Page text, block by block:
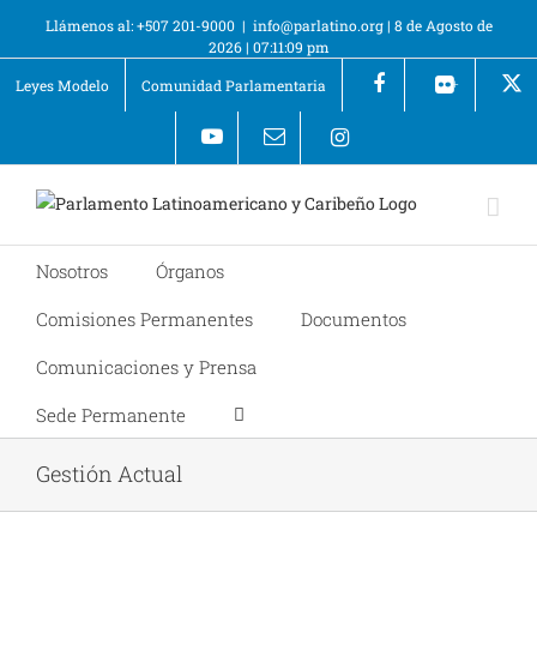
Llámenos al: +507 201-9000 | info@parlatino.org| 8 de Agosto de
2026 | 07:11:09 pm
Leyes Modelo
Comunidad Parlamentaria +
Nosotros
Órganos
Comisiones Permanentes
Documentos
Comunicaciones y Prensa
Sede Permanente
Gestión Actual